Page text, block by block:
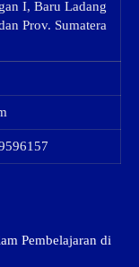
I, Baru Ladang
Prov. Sumatera
Pembelajaran di